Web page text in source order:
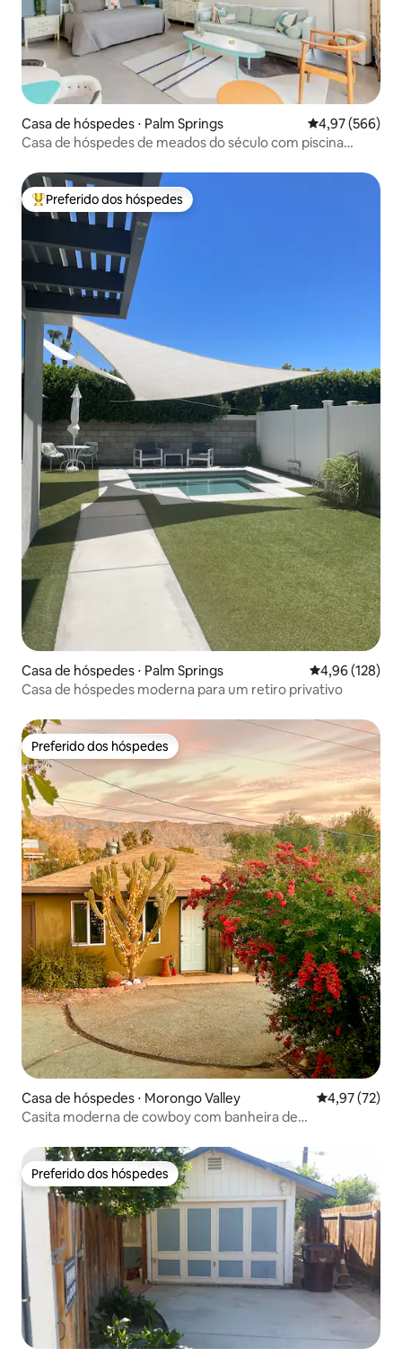
Casa de hóspedes ⋅ Palm Springs 4,97 de uma
4,97 (566)
Casa de hóspedes de meados do século com piscina
Entre os melhores preferidos dos hóspedes
Preferido dos hóspedes
Casa de hóspedes ⋅ Palm Springs 4,96 de uma
4,96 (128)
Casa de hóspedes moderna para um retiro privativo
Preferido dos hóspedes
Preferido dos hóspedes
Casa de hóspedes ⋅ Morongo Valley 4,97 de uma
4,97 (72)
Casita moderna de cowboy com banheira de
Preferido dos hóspedes
Preferido dos hóspedes